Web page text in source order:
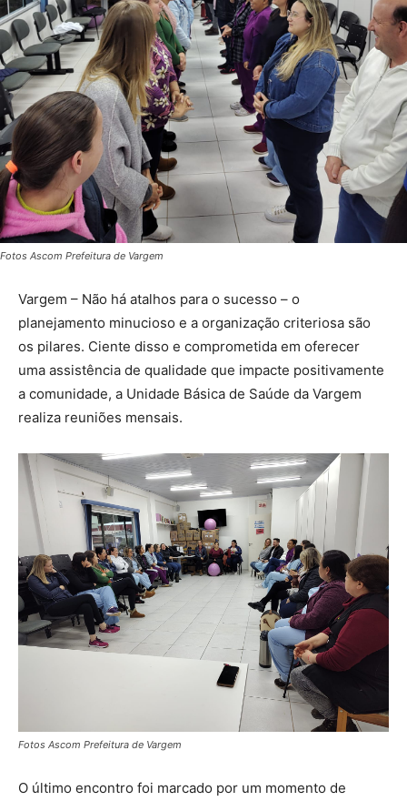
Fotos Ascom Prefeitura de Vargem
Vargem – Não há atalhos para o sucesso – o
planejamento minucioso e a organização criteriosa são
os pilares. Ciente disso e comprometida em oferecer
uma assistência de qualidade que impacte positivamente
a comunidade, a Unidade Básica de Saúde da Vargem
realiza reuniões mensais.
Fotos Ascom Prefeitura de Vargem
O último encontro foi marcado por um momento de